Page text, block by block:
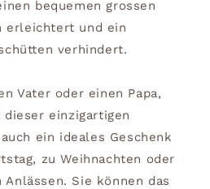
bequemen grossen
erleichtert und ein
verhindert.
Vater oder einen Papa,
einzigartigen
ein ideales Geschenk
zu Weihnachten oder
Anlässen. Sie können das